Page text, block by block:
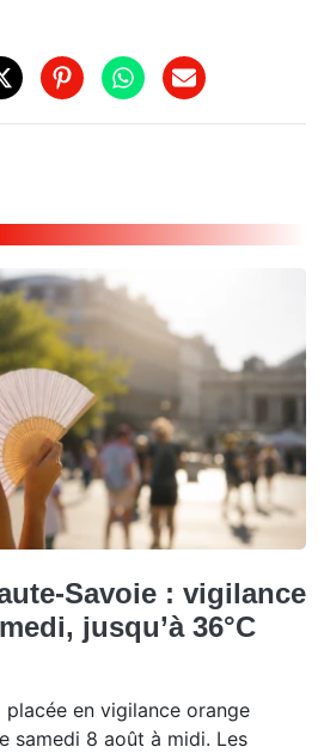
Savoie : vigilance
jusqu’à 36°C
placée en vigilance orange
samedi 8 août à midi. Les